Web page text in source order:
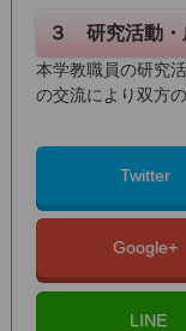
３ 研究活動・
本学教職員の研究
の交流により双方
Twitter
Google+
LINE